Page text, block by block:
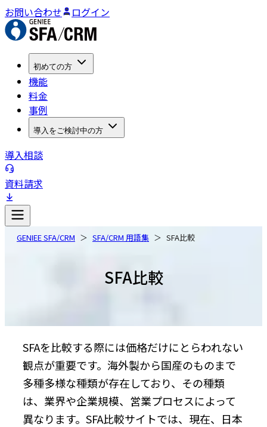
お問い合わせ ログイン
初めての方
機能
料金
事例
導入をご検討中の方
導入相談
資料請求
GENIEE SFA/CRM SFA/CRM 用語集 SFA比較
SFA比較
SFAを比較する際には価格だけにとらわれない
観点が重要です。海外製から国産のものまで
多種多様な種類が存在しており、その種類
は、業界や企業規模、営業プロセスによって
異なります。SFA比較サイトでは、現在、日本